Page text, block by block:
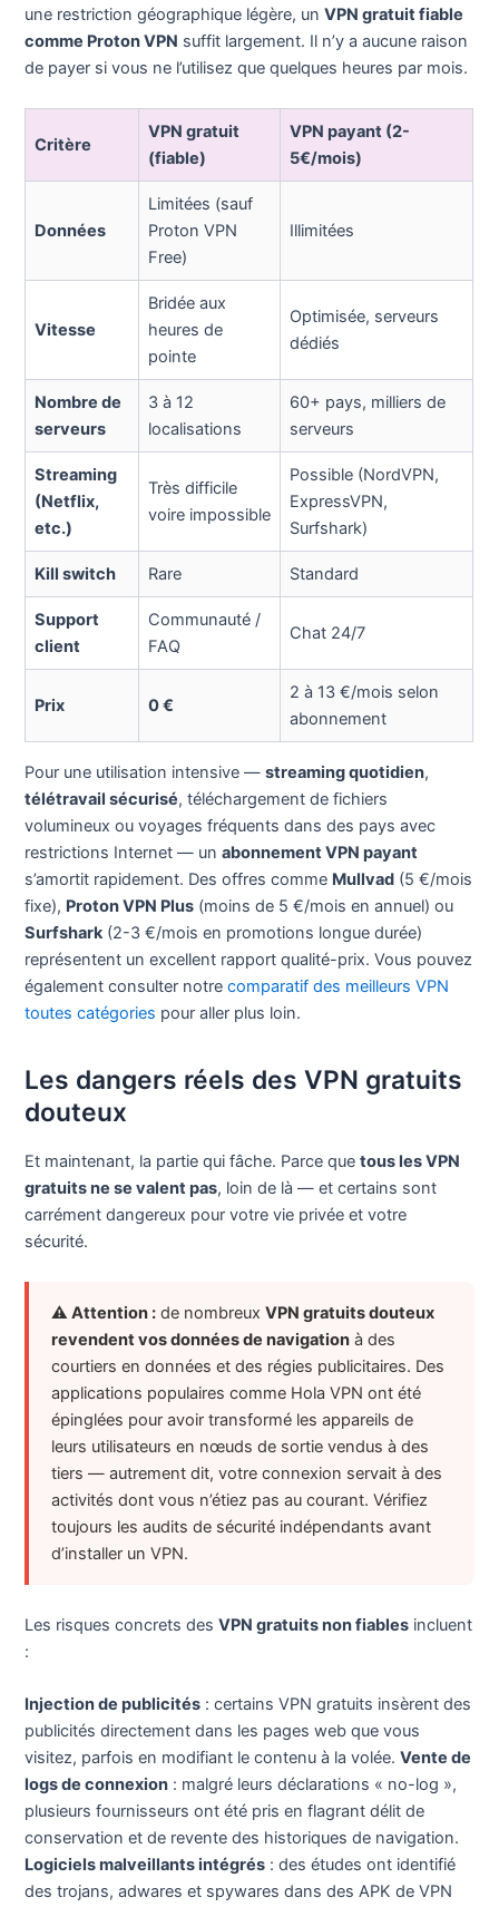
une restriction géographique légère, unVPN gratuit fiable
comme Proton VPN suffit largement. Il n’y a aucune raison
de payer si vous ne l’utilisez que quelques heures par mois.
Critère
VPN gratuit
(fiable)
VPN payant (2-
5€/mois)
Données
Limitées (sauf
Proton VPN
Free)
Illimitées
Vitesse
Bridée aux
heures de
pointe
Optimisée, serveurs
dédiés
Nombre de
serveurs
3 à 12
localisations
60+ pays, milliers de
serveurs
Streaming
(Netflix,
etc.)
Très difficile
voire impossible
Possible (NordVPN,
ExpressVPN,
Surfshark)
Kill switch Rare Standard
Support
client
Communauté /
FAQ
Chat 24/7
Prix 0 €
2 à 13 €/mois selon
abonnement
Pour une utilisation intensive —streaming quotidien,
télétravail sécurisé, téléchargement de fichiers
volumineux ou voyages fréquents dans des pays avec
restrictions Internet — unabonnement VPN payant
s’amortit rapidement. Des offres comme Mullvad (5 €/mois
fixe), Proton VPN Plus (moins de 5 €/mois en annuel) ou
Surfshark(2-3 €/mois en promotions longue durée)
représentent un excellent rapport qualité-prix. Vous pouvez
également consulter notrecomparatif des meilleurs VPN
toutes catégories pour aller plus loin.
Les dangers réels des VPN gratuits
douteux
Et maintenant, la partie qui fâche. Parce quetous les VPN
gratuits ne se valent pas, loin de là — et certains sont
carrément dangereux pour votre vie privée et votre
sécurité.
⚠ Attention : de nombreuxVPN gratuits douteux
revendent vos données de navigation à des
courtiers en données et des régies publicitaires. Des
applications populaires comme Hola VPN ont été
épinglées pour avoir transformé les appareils de
leurs utilisateurs en nœuds de sortie vendus à des
tiers — autrement dit, votre connexion servait à des
activités dont vous n’étiez pas au courant. Vérifiez
toujours les audits de sécurité indépendants avant
d’installer un VPN.
Les risques concrets desVPN gratuits non fiables incluent
:
Injection de publicités : certains VPN gratuits insèrent des
publicités directement dans les pages web que vous
visitez, parfois en modifiant le contenu à la volée.Vente de
logs de connexion : malgré leurs déclarations « no-log »,
plusieurs fournisseurs ont été pris en flagrant délit de
conservation et de revente des historiques de navigation.
Logiciels malveillants intégrés : des études ont identifié
des trojans, adwares et spywares dans des APK de VPN